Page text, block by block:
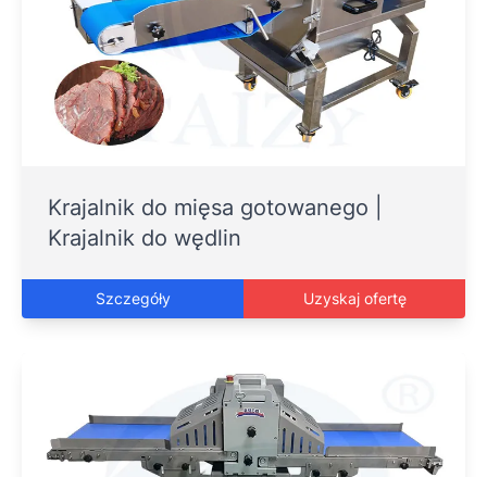
Krajalnik do mięsa gotowanego |
Krajalnik do wędlin
Szczegóły Uzyskaj ofertę